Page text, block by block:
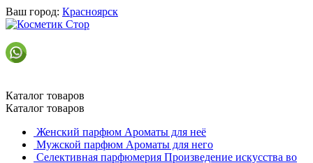
Ваш город: Красноярск
Каталог товаров
Каталог товаров
Женский парфюм Ароматы для неё
Мужской парфюм Ароматы для него
Селективная парфюмерия Произведение искусства во